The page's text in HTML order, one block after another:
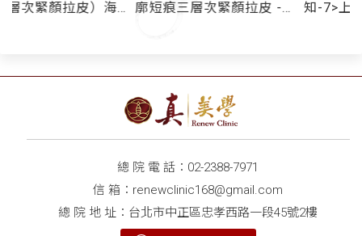
廓短痕三層次緊顏拉皮 -
知-7>上額拉皮技術革新
額頭年輕化一步到位！
總 院 電 話： 02-2388-7971
信 箱： renewclinic168@gmail.com
總 院 地 址：台北市中正區忠孝西路一段45號2樓